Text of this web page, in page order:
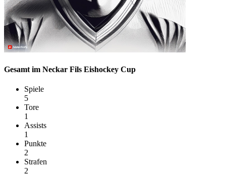
Gesamt im Neckar Fils Eishockey Cup
Spiele
5
Tore
1
Assists
1
Punkte
2
Strafen
2